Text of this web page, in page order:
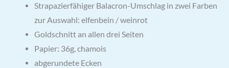
Strapazierfähiger Balacron-Umschlag in zwei Farben
zur Auswahl: elfenbein / weinrot
Goldschnitt an allen drei Seiten
Papier: 36g, chamois
abgerundete Ecken